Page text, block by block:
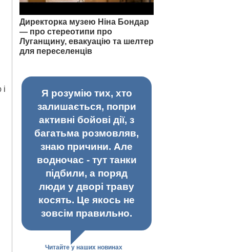
Директорка музею Ніна Бондар
— про стереотипи про
Луганщину, евакуацію та шелтер
для переселенців
Я розумію тих, хто
залишається, попри
активні бойові дії, з
багатьма розмовляв,
знаю причини. Але
водночас - тут танки
підбили, а поряд
люди у дворі траву
косять. Це якось не
зовсім правильно.
Читайте у наших новинах